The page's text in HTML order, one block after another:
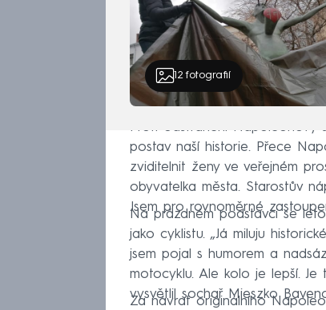
12fotografií
Proti odstranění Napoleonovy
postav naší historie. Přece
zviditelnit ženy ve veřejném
obyvatelka města. Starostův
Jsem pro rovnoměrné
Na prázdném podstavci se
jako cyklistu. „Já miluju
jsem pojal s humorem a
motocyklu. Ale kolo je lepší.
vysvětlil sochař Mieszko
Za návrat originálního